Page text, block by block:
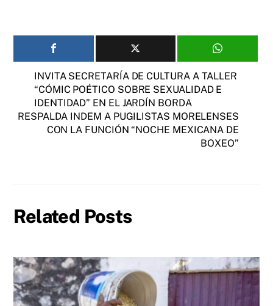
INVITA SECRETARÍA DE CULTURA A TALLER
“CÓMIC POÉTICO SOBRE SEXUALIDAD E
IDENTIDAD” EN EL JARDÍN BORDA
RESPALDA INDEM A PUGILISTAS MORELENSES
CON LA FUNCIÓN “NOCHE MEXICANA DE
BOXEO”
Related Posts